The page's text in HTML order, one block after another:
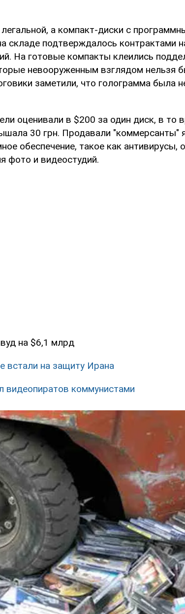
а компакт-диски с
складе подтверждалось контрактами
На готовые компакты клеились
невооруженным взглядом нельзя
заметили, что голограмма была
оценивали в $200 за один диск, в то
30 грн. Продавали "коммерсанты"
обеспечение, такое как антивирусы,
фото и видеостудий.
на $6,1 млрд
встали на защиту Ирана
коммунистами